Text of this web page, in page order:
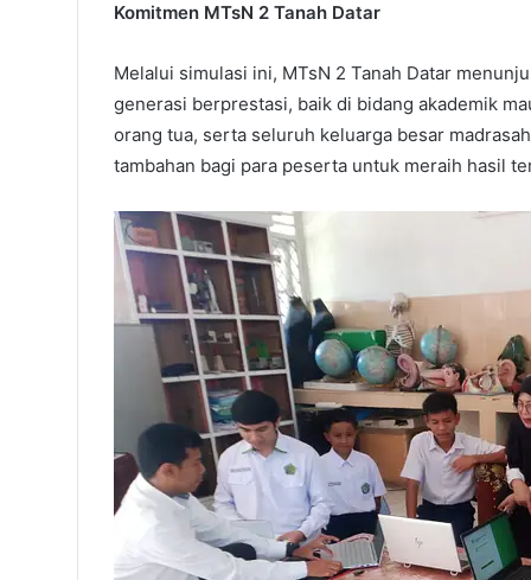
Komitmen MTsN 2 Tanah Datar
Melalui simulasi ini, MTsN 2 Tanah Datar
generasi berprestasi, baik di bidang akademik
orang tua, serta seluruh keluarga besar
tambahan bagi para peserta untuk meraih hasil